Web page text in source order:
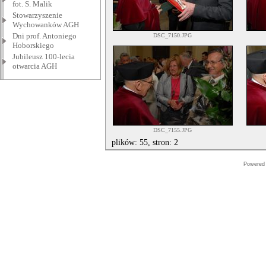
fot. S. Malik
Stowarzyszenie
Wychowanków AGH
Dni prof. Antoniego
Hoborskiego
Jubileusz 100-lecia
otwarcia AGH
DSC_7150.JPG
DSC_7155.JPG
plików: 55, stron: 2